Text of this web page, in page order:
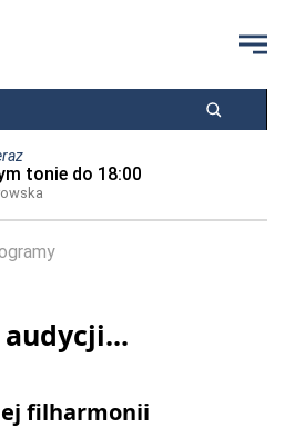
tonie do 18:00
filharmonii